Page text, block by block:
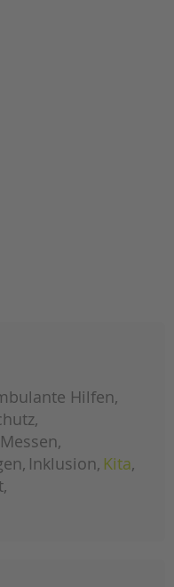
Hilfen
Messen
Inklusion Kita